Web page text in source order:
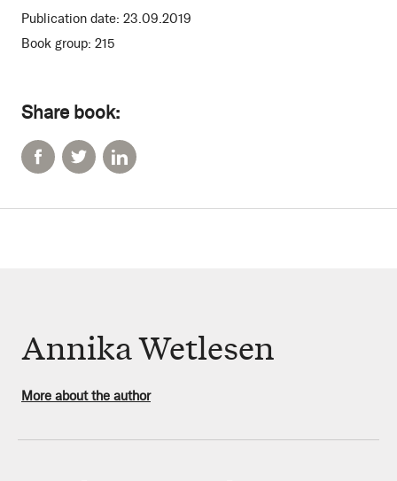
Share book:
Publication date: 23.09.2019
Book group: 215
Annika Wetlesen
More about the author